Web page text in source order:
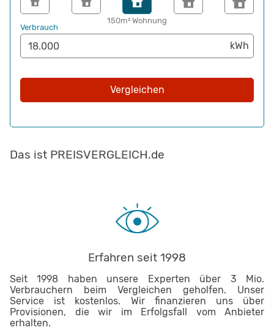
150m² Wohnung
Verbrauch
Vergleichen
Das ist PREISVERGLEICH.de
Erfahren seit 1998
Seit 1998 haben unsere Experten über 3 Mio.
Verbrauchern beim Vergleichen geholfen. Unser
Service ist kostenlos. Wir finanzieren uns über
Provisionen, die wir im Erfolgsfall vom Anbieter
erhalten.